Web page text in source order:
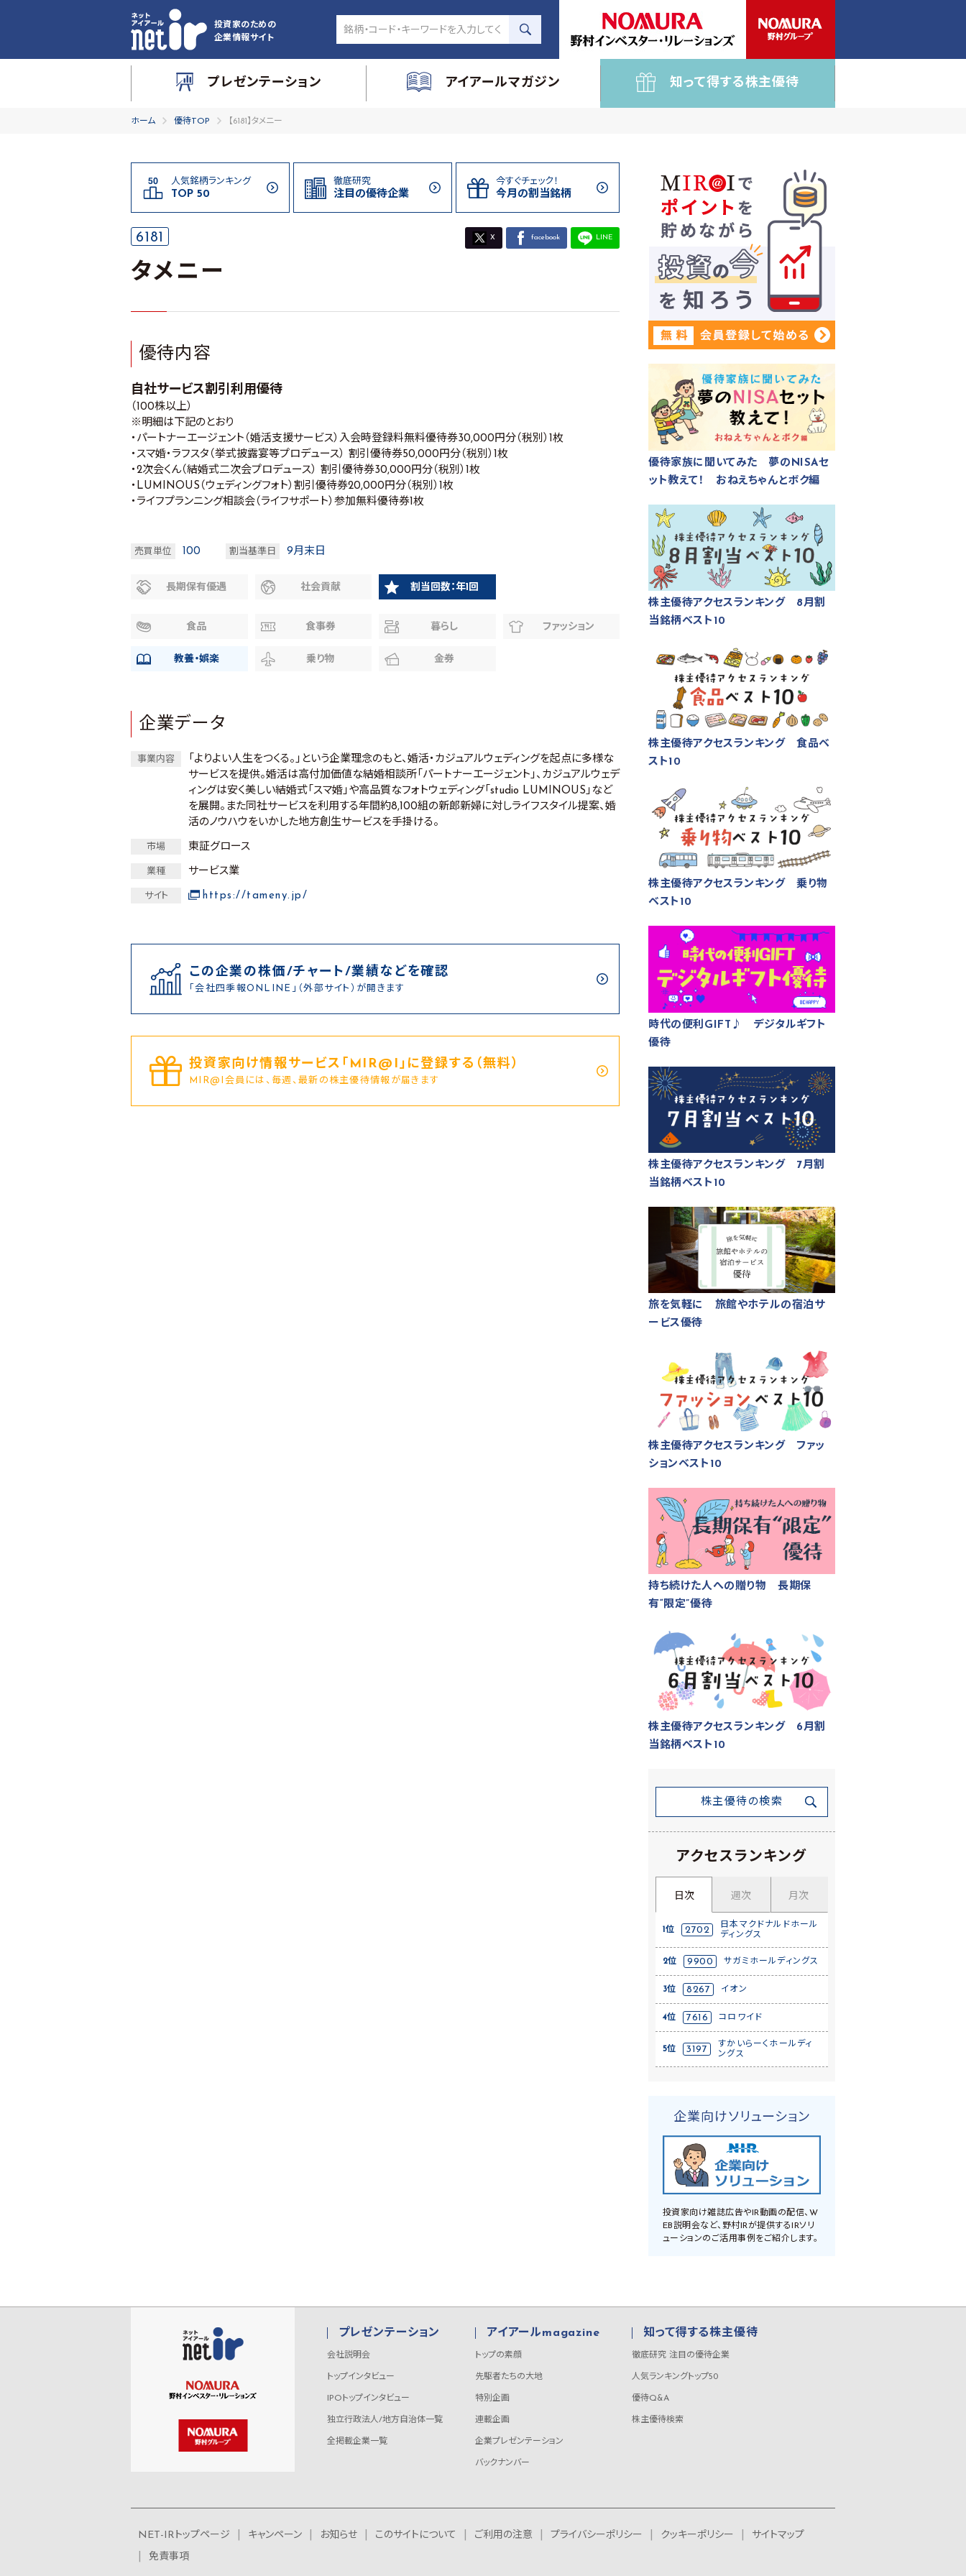
投資家のための
企業情報サイト
プレゼンテーション アイアールマガジン 知って得する株主優待
ホーム 優待TOP 【6181】タメニー
人気銘柄ランキング
TOP 50
徹底研究
注目の優待企業
今すぐチェック！
今月の割当銘柄
6181 X facebook LINE
タメニー
優待内容
自社サービス割引利用優待
（100株以上）
※明細は下記のとおり
・パートナーエージェント（婚活支援サービス）入会時登録料無料優待券30,000円分（税別）1枚
・スマ婚・ラフスタ（挙式披露宴等プロデュース） 割引優待券50,000円分（税別）1枚
・2次会くん（結婚式二次会プロデュース） 割引優待券30,000円分（税別）1枚
・LUMINOUS（ウェディングフォト）割引優待券20,000円分（税別）1枚
・ライフプランニング相談会（ライフサポート）参加無料優待券1枚
売買単位 100 割当基準日 9月末日
長期保有優遇 社会貢献 割当回数：年1回
食品 食事券 暮らし ファッション
教養・娯楽 乗り物 金券
企業データ
事業内容
「よりよい人生をつくる。」という企業理念のもと、婚活・カジュアルウェディングを起点に多様な
サービスを提供。婚活は高付加価値な結婚相談所「パートナーエージェント」、カジュアルウェデ
ィングは安く美しい結婚式「スマ婚」や高品質なフォトウェディング「studio LUMINOUS」など
を展開。また同社サービスを利用する年間約8,100組の新郎新婦に対しライフスタイル提案、婚
活のノウハウをいかした地方創生サービスを手掛ける。
市場 東証グロース
業種 サービス業
サイト https://tameny.jp/
この企業の株価/チャート/業績などを確認
「会社四季報ONLINE」（外部サイト）が開きます
投資家向け情報サービス｢MIR@I｣に登録する（無料）
MIR@I会員には、毎週、最新の株主優待情報が届きます
優待家族に聞いてみた 夢のNISAセ
ット教えて！ おねえちゃんとボク編
株主優待アクセスランキング 8月割
当銘柄ベスト10
株主優待アクセスランキング 食品ベ
スト10
株主優待アクセスランキング 乗り物
ベスト10
時代の便利GIFT♪ デジタルギフト
優待
株主優待アクセスランキング 7月割
当銘柄ベスト10
旅を気軽に 旅館やホテルの宿泊サ
ービス優待
株主優待アクセスランキング ファッ
ションベスト10
持ち続けた人への贈り物 長期保
有“限定”優待
株主優待アクセスランキング 6月割
当銘柄ベスト10
株主優待の検索
アクセスランキング
日次 週次 月次
1位 2702
日本マクドナルドホール
ディングス
2位 9900 サガミホールディングス
3位 8267 イオン
4位 7616 コロワイド
5位 3197
すかいらーくホールディ
ングス
企業向けソリューション
投資家向け雑誌広告やIR動画の配信、W
EB説明会など、野村IRが提供するIRソリ
ューションのご活用事例をご紹介します。
プレゼンテーション
会社説明会
トップインタビュー
IPOトップインタビュー
独立行政法人/地方自治体一覧
全掲載企業一覧
アイアールmagazine
トップの素顔
先駆者たちの大地
特別企画
連載企画
企業プレゼンテーション
バックナンバー
知って得する株主優待
徹底研究 注目の優待企業
人気ランキングトップ50
優待Q&A
株主優待検索
NET-IRトップページ キャンペーン お知らせ このサイトについて ご利用の注意 プライバシーポリシー クッキーポリシー
サイトマップ
免責事項